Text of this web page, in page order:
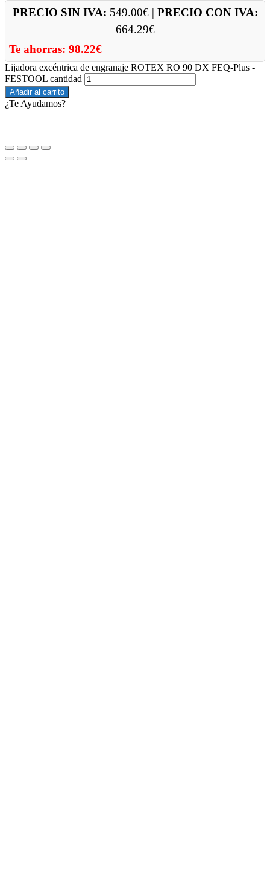
PRECIO SIN IVA: 549.00€ | PRECIO CON IVA:
664.29€
Te ahorras: 98.22€
Lijadora excéntrica de engranaje ROTEX RO 90 DX FEQ-Plus -
FESTOOL cantidad
Añadir al carrito
¿Te Ayudamos?